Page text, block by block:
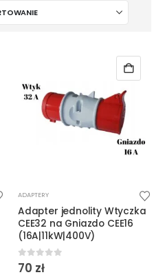
ADAPTERY
Adapter jednolity Wtyczka
CEE32 na Gniazdo CEE16
(16A|11kW|400V)
0 out of 5
70 zł